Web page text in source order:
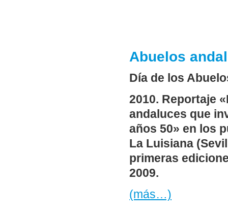
Abuelos
Día de los
2010. Reportaje
andaluces que
años 50» en los
La Luisiana
primeras
2009.
(más…)